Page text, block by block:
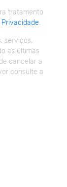
tratamento
.
serviços,
as últimas
cancelar a
consulte a